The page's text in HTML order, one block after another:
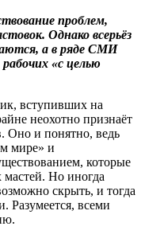
проблем,
Однако всерьёз
а в ряде СМИ
«с целью
вступивших на
неохотно признаёт
Оно и понятно, ведь
мире» и
которые
мастей. Но иногда
скрыть, и тогда
Разумеется, всеми